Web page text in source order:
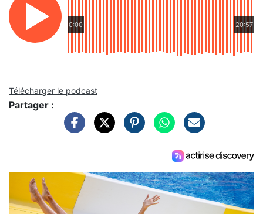
0:00 20:57
Télécharger le podcast
Partager :